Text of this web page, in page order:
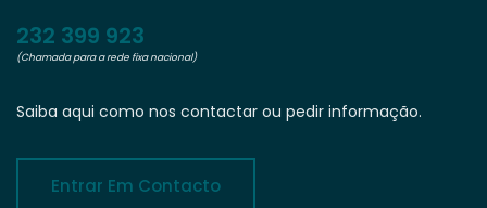
232 399 923
(Chamada para a rede fixa nacional)
Saiba aqui como nos contactar ou pedir informação.
Entrar Em Contacto